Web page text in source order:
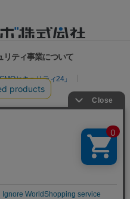
リティ事業について
セキュリティ24」
断